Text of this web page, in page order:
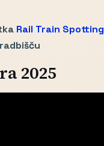
Rail Train Spotting
2025